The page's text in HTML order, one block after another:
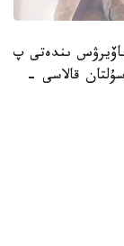
2696 ادامدا كوروناۆيرۋس ىندەتى پ
قالاسى –